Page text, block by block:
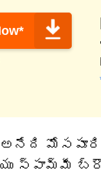
అనేది
స్పామ్మీ